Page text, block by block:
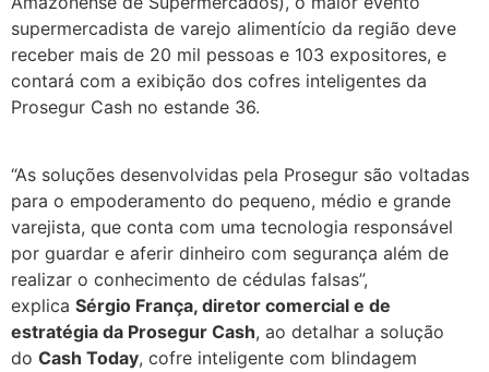
supermercadista de varejo alimentício da região deve
receber mais de 20 mil pessoas e 103 expositores, e
contará com a exibição dos cofres inteligentes da
Prosegur Cash no estande 36.
“As soluções desenvolvidas pela Prosegur são voltadas
para o empoderamento do pequeno, médio e grande
varejista, que conta com uma tecnologia responsável
por guardar e aferir dinheiro com segurança além de
realizar o conhecimento de cédulas falsas”,
explica Sérgio França, diretor comercial e de
estratégia da Prosegur Cash, ao detalhar a solução
do Cash Today, cofre inteligente com blindagem